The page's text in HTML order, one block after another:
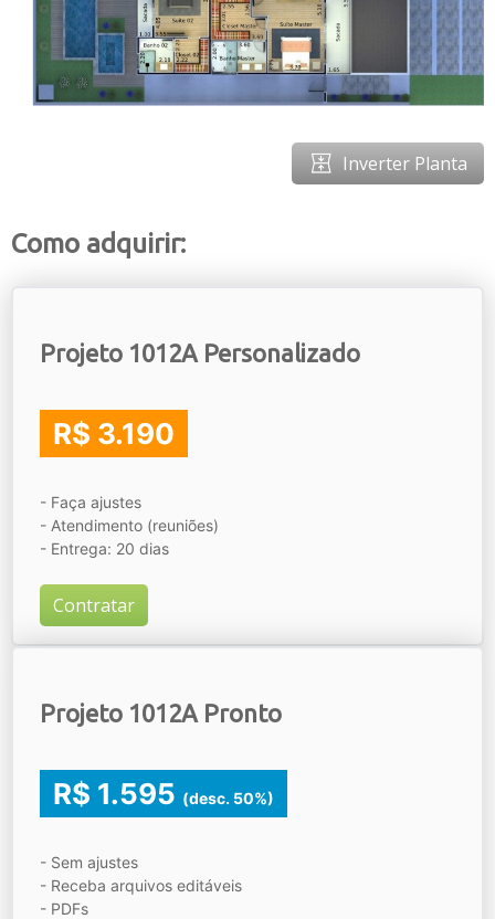
Inverter Planta
Como adquirir:
Projeto 1012A Personalizado
R$ 3.190
- Faça ajustes
- Atendimento (reuniões)
- Entrega: 20 dias
Contratar
Projeto 1012A Pronto
R$ 1.595 (desc. 50%)
- Sem ajustes
- Receba arquivos editáveis
- PDFs